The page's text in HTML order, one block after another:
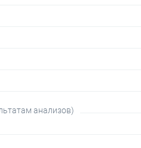
анализов)